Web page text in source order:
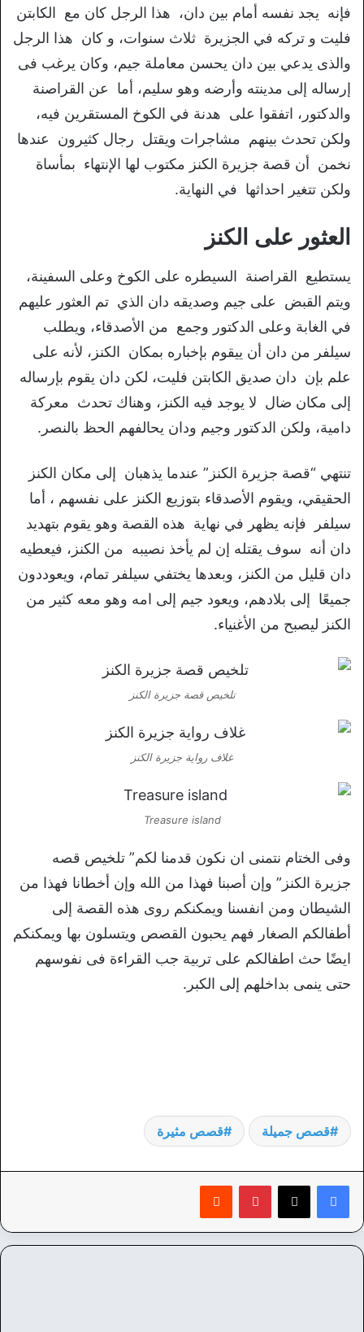
فإنه يجد نفسه أمام بين دان، هذا الرجل كان مع الكابتن
فليت و تركه في الجزيرة ثلاث سنوات، و كان هذا الرجل
والذى يدعي بين دان يحسن معاملة جيم، وكان يرغب فى
إرساله إلى مدينته وأرضه وهو سليم، أما عن القراصنة
والدكتور، اتفقوا على هدنة في الكوخ المستقرين فيه،
ولكن تحدث بينهم مشاجرات ويقتل رجال كثيرون عندها
نخمن أن قصة جزيرة الكنز مكتوب لها الإنتهاء بمأساة
ولكن تتغير احداثها في النهاية.
العثور على الكنز
يستطيع القراصنة السيطره على الكوخ وعلى السفينة،
ويتم القبض على جيم وصديقه دان الذي تم العثور عليهم
في الغابة وعلى الدكتور وجمع من الأصدقاء، ويطلب
سيلفر من دان أن ييقوم بإخباره بمكان الكنز، لأنه على
علم بإن دان صديق الكابتن فليت، لكن دان يقوم بإرساله
إلى مكان ضال لا يوجد فيه الكنز، وهناك تحدث معركة
دامية، ولكن الدكتور وجيم ودان يحالفهم الحظ بالنصر.
تنتهي “قصة جزيرة الكنز” عندما يذهبان إلى مكان الكنز
الحقيقي، ويقوم الأصدقاء بتوزيع الكنز على نفسهم ، أما
سيلفر فإنه يظهر في نهاية هذه القصة وهو يقوم بتهديد
دان أنه سوف يقتله إن لم يأخذ نصيبه من الكنز، فيعطيه
دان قليل من الكنز، وبعدها يختفي سيلفر تمام، ويعوددون
جميعًا إلى بلادهم، ويعود جيم إلى امه وهو معه كثير من
الكنز ليصبح من الأغنياء.
تلخيص قصة جزيرة الكنز
غلاف رواية جزيرة الكنز
Treasure island
وفى الختام نتمنى ان نكون قدمنا لكم” تلخيص قصه
جزيرة الكنز” وإن أصبنا فهذا من الله وإن أخطانا فهذا من
الشيطان ومن انفسنا ويمكنكم روى هذه القصة إلى
أطفالكم الصغار فهم يحبون القصص ويتسلون بها ويمكنكم
ايضًا حث اطفالكم على تربية جب القراءة فى نفوسهم
حتى ينمى بداخلهم إلى الكبر.
قصص جميلة قصص مثيرة
بينتيريست